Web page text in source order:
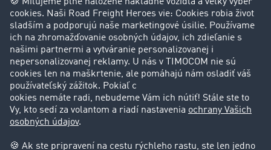
Príbehy zákazníkov
Zákazníci získavajú zákazníkov
Podpora
Kontakt
Právne informácie